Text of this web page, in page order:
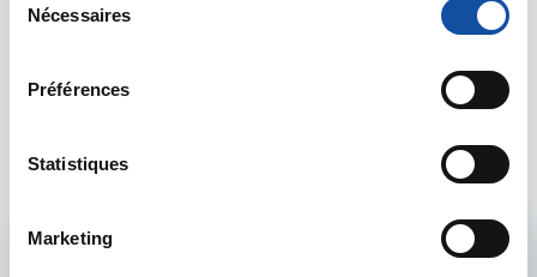
tout moment en consultant la Déclaration relative aux
cookies ou en cliquant sur l'icône de confidentialité.
Si vous le permettez, nous aimerions également :
géographique qui peuvent être précises à plusieurs
Identifier votre appareil en l'analysant activement
pour en relever les caractéristiques spécifiques
Nécessaires
Préférences
Statistiques
Marketing
Les intervenants du